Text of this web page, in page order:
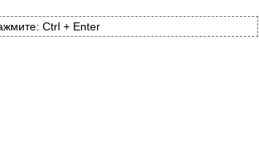
Ctrl + Enter